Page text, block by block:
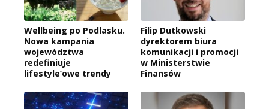
Wellbeing po Podlasku.
Nowa kampania
województwa
redefiniuje
lifestyle’owe trendy
Filip Dutkowski
dyrektorem biura
komunikacji i promocji
w Ministerstwie
Finansów